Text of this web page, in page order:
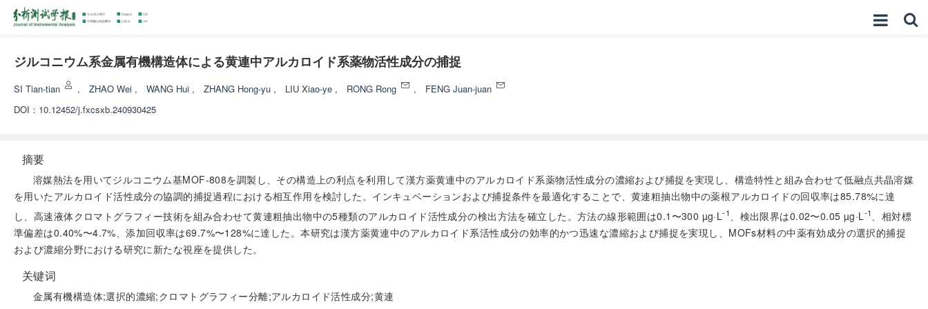
ジルコニウム系金属有機構造体による黄連中アルカロイド系薬物活性成分の捕捉
SI Tian-tian , ZHAO Wei , WANG Hui , ZHANG Hong-yu , LIU Xiao-ye , RONG Rong ,
FENG Juan-juan
DOI： 10.12452/j.fxcsxb.240930425
摘要
溶媒熱法を用いてジルコニウム基MOF-808を調製し、その構造上の利点を利用して漢方薬黄連中のアルカロイド系薬物活性成分の濃縮および捕捉を実現し、構造特性と組み合わせて低融点共晶溶媒
を用いたアルカロイド活性成分の協調的捕捉過程における相互作用を検討した。インキュベーションおよび捕捉条件を最適化することで、黄連粗抽出物中の薬根アルカロイドの回収率は85.78%に達
し、高速液体クロマトグラフィー技術を組み合わせて黄連粗抽出物中の5種類のアルカロイド活性成分の検出方法を確立した。方法の線形範囲は0.1〜300 µg·L-1 、検出限界は0.02〜0.05 µg·L-1
、相対標
準偏差は0.40%〜4.7%、添加回収率は69.7%〜128%に達した。本研究は漢方薬黄連中のアルカロイド系活性成分の効率的かつ迅速な濃縮および捕捉を実現し、MOFs材料の中薬有効成分の選択的捕捉
および濃縮分野における研究に新たな視座を提供した。
关键词
金属有機構造体;選択的濃縮;クロマトグラフィー分離;アルカロイド活性成分;黄連